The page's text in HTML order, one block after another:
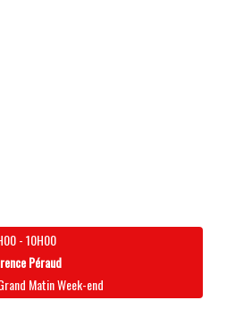
-10H00
Péraud
Matin Week-end